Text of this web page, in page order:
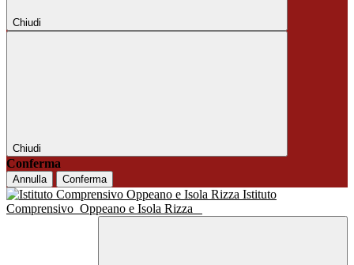
Chiudi
Chiudi
Conferma
Annulla Conferma
Istituto
Comprensivo Oppeano e Isola Rizza